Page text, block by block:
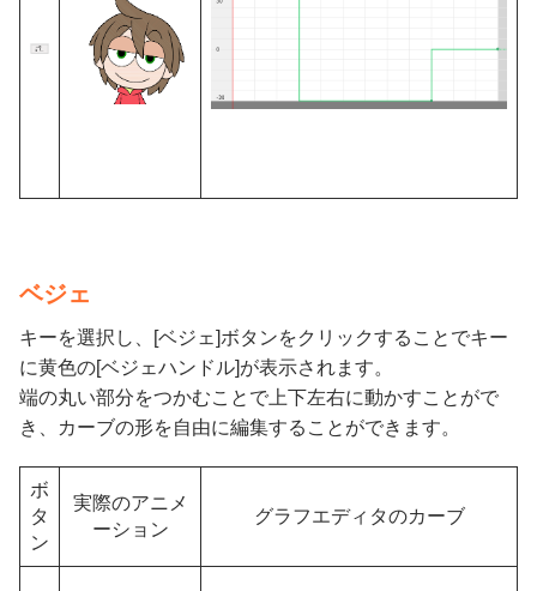
ベジェ
キーを選択し、[ベジェ]ボタンをクリックすることでキー
に黄色の[ベジェハンドル]が表示されます。
端の丸い部分をつかむことで上下左右に動かすことがで
き、カーブの形を自由に編集することができます。
ボ
タ
ン
実際のアニメ
ーション
グラフエディタのカーブ